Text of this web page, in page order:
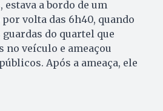
estava a bordo de um
volta das 6h40, quando
do quartel que
no veículo e ameaçou
Após a ameaça, ele